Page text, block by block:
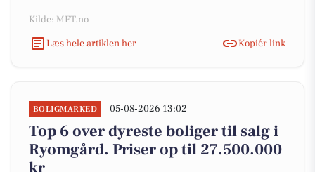
Kilde: MET.no
Læs hele artiklen her
Kopiér link
BOLIGMARKED 05-08-2026 13:02
Top 6 over dyreste boliger til salg i
Ryomgård. Priser op til 27.500.000
kr